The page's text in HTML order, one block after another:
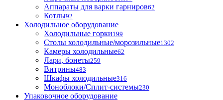
Аппараты для варки гарниров62
Котлы92
Холодильное оборудование
Холодильные горки199
Столы холодильные/морозильные1302
Камеры холодильные62
Лари, бонеты259
Витрины483
Шкафы холодильные316
Моноблоки/Сплит-системы230
Упаковочное оборудование